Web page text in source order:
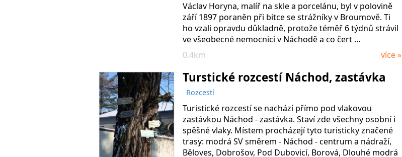
Václav Horyna, malíř na skle a porcelánu, byl v polovině
září 1897 poraněn při bitce se strážníky v Broumově. Ti
ho vzali opravdu důkladně, protože téměř 6 týdnů strávil
ve všeobecné nemocnici v Náchodě a co čert …
0.4km
více »
Turstické rozcestí Náchod, zastávka
Rozcestí
Turistické rozcestí se nachází přímo pod vlakovou
zastávkou Náchod - zastávka. Staví zde všechny osobní i
spěšné vlaky. Místem procházejí tyto turisticky značené
trasy: modrá SV směrem - Náchod - centrum a nádraží,
Běloves, Dobrošov, Pod Dubovicí, Borová, Dlouhé modrá